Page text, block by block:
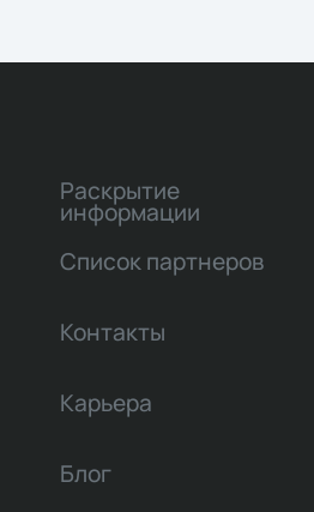
Раскрытие
информации
Список партнеров
Контакты
Карьера
Блог